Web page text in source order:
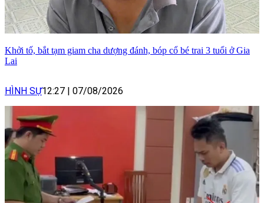
Khởi tố, bắt tạm giam cha dượng đánh, bóp cổ bé trai 3 tuổi ở Gia
Lai
HÌNH SỰ12:27 | 07/08/2026